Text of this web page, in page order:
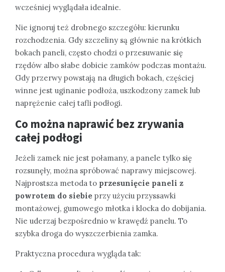
wcześniej wyglądała idealnie.
Nie ignoruj też drobnego szczegółu: kierunku
rozchodzenia. Gdy szczeliny są głównie na krótkich
bokach paneli, często chodzi o przesuwanie się
rzędów albo słabe dobicie zamków podczas montażu.
Gdy przerwy powstają na długich bokach, częściej
winne jest uginanie podłoża, uszkodzony zamek lub
naprężenie całej tafli podłogi.
Co można naprawić bez zrywania
całej podłogi
Jeżeli zamek nie jest połamany, a panele tylko się
rozsunęły, można spróbować naprawy miejscowej.
Najprostsza metoda to przesunięcie paneli z
powrotem do siebie przy użyciu przyssawki
montażowej, gumowego młotka i klocka do dobijania.
Nie uderzaj bezpośrednio w krawędź panelu. To
szybka droga do wyszczerbienia zamka.
Praktyczna procedura wygląda tak: